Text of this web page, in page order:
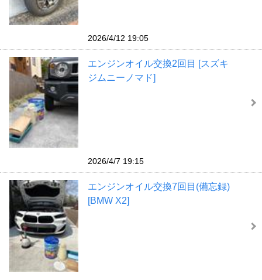
2026/4/12 19:05
エンジンオイル交換2回目 [スズキ
ジムニーノマド]
2026/4/7 19:15
エンジンオイル交換7回目(備忘録)
[BMW X2]